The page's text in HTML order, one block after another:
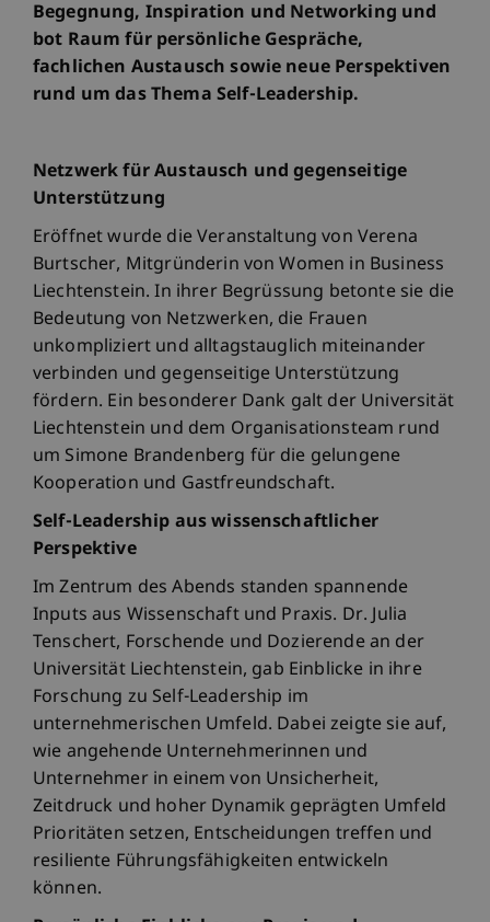
Begegnung, Inspiration und Networking und
bot Raum für persönliche Gespräche,
fachlichen Austausch sowie neue Perspektiven
rund um das Thema Self-Leadership.
Netzwerk für Austausch und gegenseitige
Unterstützung
Eröffnet wurde die Veranstaltung von Verena
Burtscher, Mitgründerin von Women in Business
Liechtenstein. In ihrer Begrüssung betonte sie die
Bedeutung von Netzwerken, die Frauen
unkompliziert und alltagstauglich miteinander
verbinden und gegenseitige Unterstützung
fördern. Ein besonderer Dank galt der Universität
Liechtenstein und dem Organisationsteam rund
um Simone Brandenberg für die gelungene
Kooperation und Gastfreundschaft.
Self-Leadership aus wissenschaftlicher
Perspektive
Im Zentrum des Abends standen spannende
Inputs aus Wissenschaft und Praxis. Dr. Julia
Tenschert, Forschende und Dozierende an der
Universität Liechtenstein, gab Einblicke in ihre
Forschung zu Self-Leadership im
unternehmerischen Umfeld. Dabei zeigte sie auf,
wie angehende Unternehmerinnen und
Unternehmer in einem von Unsicherheit,
Zeitdruck und hoher Dynamik geprägten Umfeld
Prioritäten setzen, Entscheidungen treffen und
resiliente Führungsfähigkeiten entwickeln
können.